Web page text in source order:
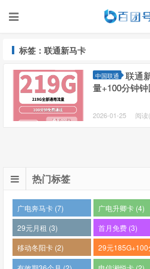
标签：联通新马卡
中国联通
联通
量+100分钟钟
2026-01-25 阅读
热门标签
广电奔马卡 (7) 广电升卿卡 (4)
29元月租 (3)
首月免费 (3)
移动冬阳卡 (2)
29元185G+100
(2)